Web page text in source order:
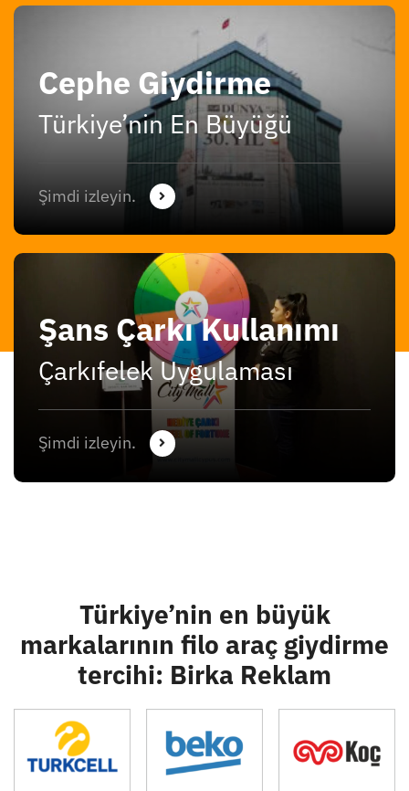
Cephe Giydirme
Türkiye’nin En Büyüğü
Şimdi izleyin.
Şans Çarkı Kullanımı
Çarkıfelek Uygulaması
Şimdi izleyin.
Türkiye’nin en büyük
markalarının filo araç giydirme
tercihi: Birka Reklam